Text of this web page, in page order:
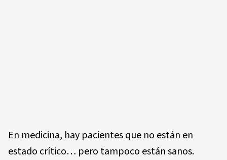
En medicina, hay pacientes que no están en
estado crítico… pero tampoco están sanos.